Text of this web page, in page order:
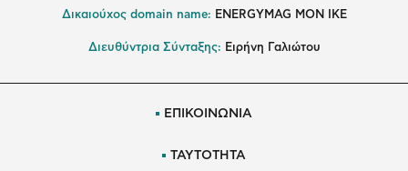
Δικαιούχος domain name: ENERGYMAG ΜΟΝ ΙΚΕ
Διευθύντρια Σύνταξης: Ειρήνη Γαλιώτου
ΕΠΙΚΟΙΝΩΝΙΑ
ΤΑΥΤΟΤΗΤΑ